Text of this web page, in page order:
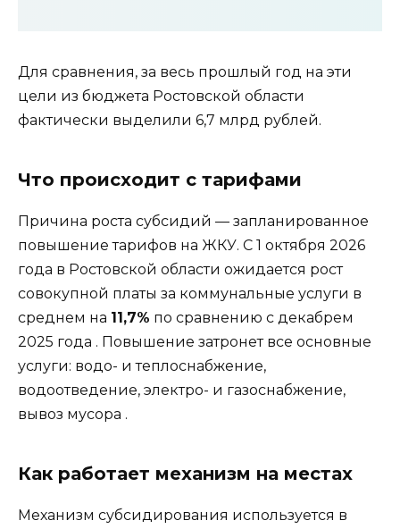
Для сравнения, за весь прошлый год на эти
цели из бюджета Ростовской области
фактически выделили 6,7 млрд рублей.
Что происходит с тарифами
Причина роста субсидий — запланированное
повышение тарифов на ЖКУ. С 1 октября 2026
года в Ростовской области ожидается рост
совокупной платы за коммунальные услуги в
среднем на 11,7% по сравнению с декабрем
2025 года . Повышение затронет все основные
услуги: водо- и теплоснабжение,
водоотведение, электро- и газоснабжение,
вывоз мусора .
Как работает механизм на местах
Механизм субсидирования используется в